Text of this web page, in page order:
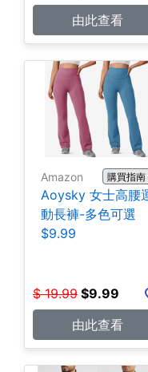
由此查看
Amazon 購買指南
Aoysky 女士高腰
動長褲-多色可選
$9.99
$ 19.99 $9.99
由此查看